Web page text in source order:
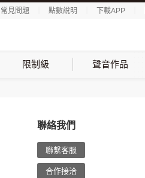
常見問題 點數說明 下載APP
限制級 聲音作品
聯絡我們
聯繫客服
合作接洽